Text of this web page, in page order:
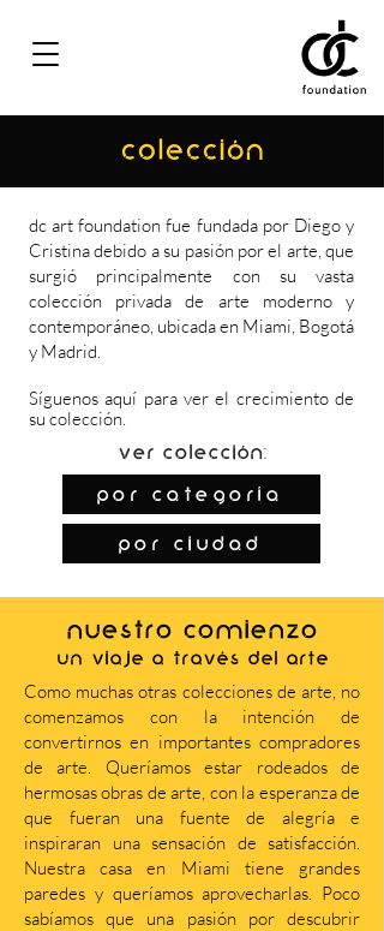
COLECCIÓN
dc art foundation fue fundada por Diego y
Cristina debido a su pasión por el arte, que
surgió principalmente con su vasta
colección privada de arte moderno y
contemporáneo, ubicada en Miami, Bogotá
y Madrid.
Síguenosaquí para ver el crecimiento de
su colección.
Ver colección:
por categoría
por ciudad
NUESTRO COMIENZO
Un viaje a través del arte
Como muchas otras colecciones de arte, no
comenzamos con la intención de
convertirnos en importantes compradores
de arte. Queríamos estar rodeados de
hermosas obras de arte, con la esperanza de
que fueran una fuente de alegría e
inspiraran una sensación de satisfacción.
Nuestra casa en Miami tiene grandes
paredes y queríamos aprovecharlas. Poco
sabíamos que una pasión por descubrir